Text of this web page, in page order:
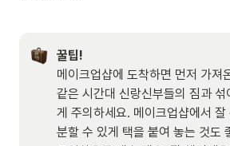
꿀팁!
메이크업샵에 도착하면 먼저 가져
같은 시간대 신랑신부들의 짐과
게 주의하세요. 메이크업샵에서 잘
분할 수 있게 택을 붙여 놓는 것도